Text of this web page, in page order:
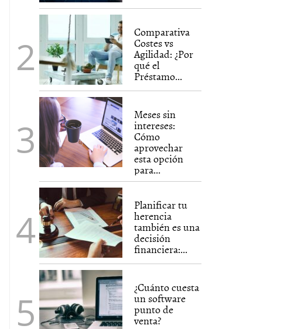
Comparativa
Costes vs
Agilidad: ¿Por
qué el
Préstamo...
Meses sin
intereses:
Cómo
aprovechar
esta opción
para...
Planificar tu
herencia
también es una
decisión
financiera:...
¿Cuánto cuesta
un software
punto de
venta?